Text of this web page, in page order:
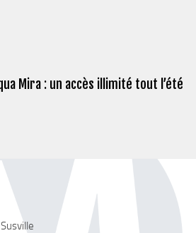
terrains agricoles et installations
Territorial
(Autorisation des droits du sol)
touristique
Mira : un accès illimité tout l’été